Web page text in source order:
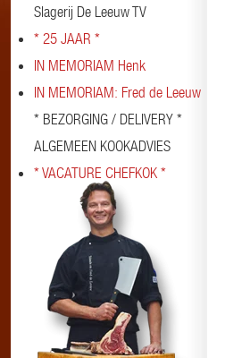
Slagerij De Leeuw TV
* 25 JAAR *
IN MEMORIAM Henk
IN MEMORIAM: Fred de Leeuw
* BEZORGING / DELIVERY *
ALGEMEEN KOOKADVIES
* VACATURE CHEFKOK *